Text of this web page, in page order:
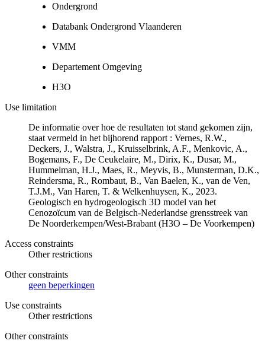
Ondergrond
Databank Ondergrond Vlaanderen
VMM
Departement Omgeving
H3O
Use limitation
De informatie over hoe de resultaten tot stand gekomen zijn,
staat vermeld in het bijhorend rapport : Vernes, R.W.,
Deckers, J., Walstra, J., Kruisselbrink, A.F., Menkovic, A.,
Bogemans, F., De Ceukelaire, M., Dirix, K., Dusar, M.,
Hummelman, H.J., Maes, R., Meyvis, B., Munsterman, D.K.,
Reindersma, R., Rombaut, B., Van Baelen, K., van de Ven,
T.J.M., Van Haren, T. & Welkenhuysen, K., 2023.
Geologisch en hydrogeologisch 3D model van het
Cenozoïcum van de Belgisch-Nederlandse grensstreek van
De Noorderkempen/West-Brabant (H3O – De Voorkempen)
Access constraints
Other restrictions
Other constraints
geen beperkingen
Use constraints
Other restrictions
Other constraints